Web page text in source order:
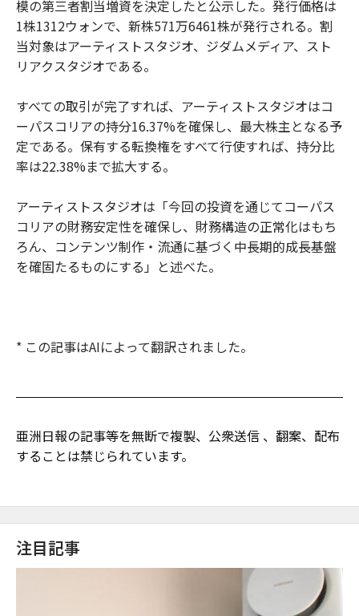
模の第三者割当増資を決定したと公示した。発行価格は
1株1312ウォンで、新株571万6461株が発行される。割
当対象はアーティストスタジオ、ジダムメディア、スト
リアクスタジオである。
すべての取引が完了すれば、アーティストスタジオはコ
ーパスコリアの持分16.37%を確保し、最大株主となる予
定である。保有する転換権をすべて行使すれば、持分比
率は22.38%まで拡大する。
アーティストスタジオは「今回の投資を通じてコーパス
コリアの財務安定性を確保し、財務構造の正常化はもち
ろん、コンテンツ制作・流通に基づく中長期的成長基盤
を確固たるものにする」と述べた。
* この記事はAIによって翻訳されました。
亜洲日報の記事等を無断で複製、公衆送信 、翻案、配布
することは禁じられています。
注目記事